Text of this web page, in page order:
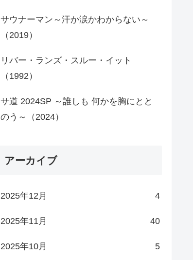
サウナーマン～汗か涙かわからない～
（2019）
リバー・ランズ・スルー・イット
（1992）
サ道 2024SP ～誰しも 何かを胸にとと
のう～（2024）
アーカイブ
2025年12月 4
2025年11月 40
2025年10月 5